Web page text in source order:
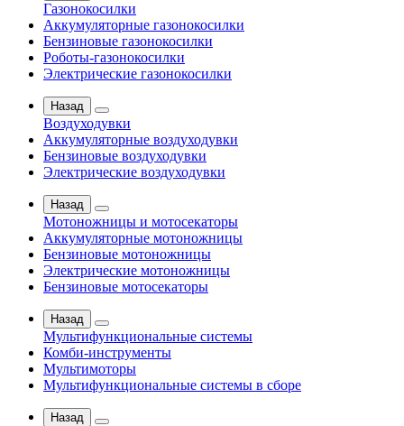
Газонокосилки
Аккумуляторные газонокосилки
Бензиновые газонокосилки
Роботы-газонокосилки
Электрические газонокосилки
Назад
Воздуходувки
Аккумуляторные воздуходувки
Бензиновые воздуходувки
Электрические воздуходувки
Назад
Мотоножницы и мотосекаторы
Аккумуляторные мотоножницы
Бензиновые мотоножницы
Электрические мотоножницы
Бензиновые мотосекаторы
Назад
Мультифункциональные системы
Комби-инструменты
Мультимоторы
Мультифункциональные системы в сборе
Назад